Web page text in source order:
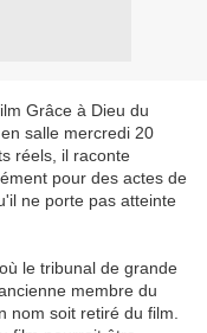
Grâce à Dieu du
salle mercredi 20
réels, il raconte
pour des actes de
ne porte pas atteinte
le tribunal de grande
membre du
nom soit retiré du film.